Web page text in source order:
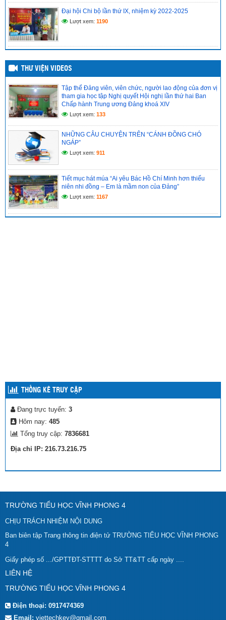
Đại hội Chi bộ lần thứ IX, nhiệm kỳ 2022-2025
Lượt xem: 1190
THƯ VIỆN VIDEOS
Tập thể Đảng viên, viên chức, người lao động của đơn vị
tham gia học tập Nghị quyết Hội nghị lần thứ hai Ban
Chấp hành Trung ương Đảng khoá XIV
Lượt xem: 133
NHỮNG CÂU CHUYỆN TRÊN “CÁNH ĐỒNG CHÓ
NGÁP”
Lượt xem: 911
Tiết mục hát múa “Ai yêu Bác Hồ Chí Minh hơn thiếu
niên nhi đồng – Em là mầm non của Đảng”
Lượt xem: 1167
THỐNG KÊ TRUY CẬP
Đang trực tuyến: 3
Hôm nay: 485
Tổng truy cập: 7836681
Địa chỉ IP: 216.73.216.75
TRƯỜNG TIỂU HỌC VĨNH PHONG 4
CHỊU TRÁCH NHIỆM NỘI DUNG
Ban biên tập Trang thông tin điện tử TRƯỜNG TIỂU HỌC VĨNH PHONG
4
Giấy phép số .../GPTTĐT-STTTT do Sở TT&TT cấp ngày ....
LIÊN HỆ
TRƯỜNG TIỂU HỌC VĨNH PHONG 4
Điện thoại:0917474369
Email:viettechkey@gmail.com